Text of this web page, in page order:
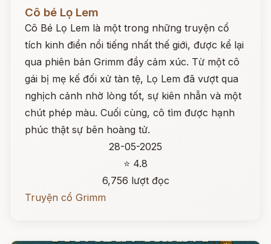
Cô bé Lọ Lem
Cô Bé Lọ Lem là một trong những truyện cổ
tích kinh điển nổi tiếng nhất thế giới, được kể lại
qua phiên bản Grimm đầy cảm xúc. Từ một cô
gái bị mẹ kế đối xử tàn tệ, Lọ Lem đã vượt qua
nghịch cảnh nhờ lòng tốt, sự kiên nhẫn và một
chút phép màu. Cuối cùng, cô tìm được hạnh
phúc thật sự bên hoàng tử.
28-05-2025
⭐ 4.8
6,756 lượt đọc
Truyện cổ Grimm